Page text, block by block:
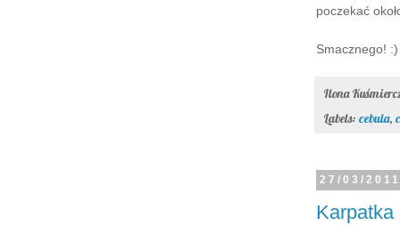
poczekać
Smacznego! :)
Ilona
Labels: cebula,
27/03/
Karpatka